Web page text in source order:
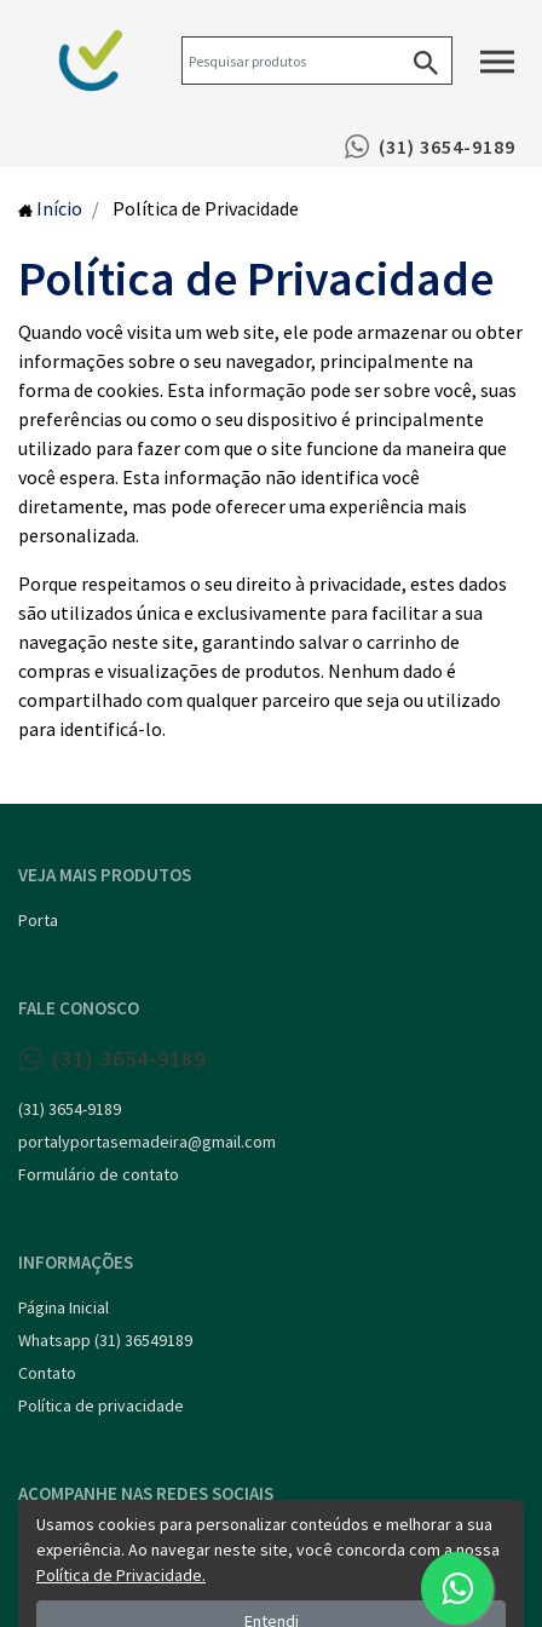
(31) 3654-9189
Início Política de Privacidade
Política de Privacidade
Quando você visita um web site, ele pode armazenar ou obter
informações sobre o seu navegador, principalmente na
forma de cookies. Esta informação pode ser sobre você, suas
preferências ou como o seu dispositivo é principalmente
utilizado para fazer com que o site funcione da maneira que
você espera. Esta informação não identifica você
diretamente, mas pode oferecer uma experiência mais
personalizada.
Porque respeitamos o seu direito à privacidade, estes dados
são utilizados única e exclusivamente para facilitar a sua
navegação neste site, garantindo salvar o carrinho de
compras e visualizações de produtos. Nenhum dado é
compartilhado com qualquer parceiro que seja ou utilizado
para identificá-lo.
VEJA MAIS PRODUTOS
Porta
FALE CONOSCO
(31) 3654-9189
(31) 3654-9189
portalyportasemadeira@gmail.com
Formulário de contato
INFORMAÇÕES
Página Inicial
Whatsapp (31) 36549189
Contato
Política de privacidade
ACOMPANHE NAS REDES SOCIAIS
Usamos cookies para personalizar conteúdos e melhorar a sua
experiência. Ao navegar neste site, você concorda com a nossa
Política de Privacidade.
Entendi